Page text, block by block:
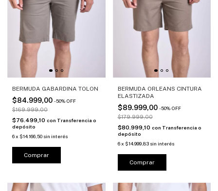
BERMUDA GABARDINA TOLON
$84.999,00 -50% OFF
$169.999,00
$76.499,10 con Transferencia o
depósito
6x $14.166,50 sin interés
Comprar
BERMUDA ORLEANS CINTURA
ELASTIZADA
$89.999,00 -50% OFF
$179.999,00
$80.999,10 con Transferencia o
depósito
6 x $14.999,83 sin interés
Comprar